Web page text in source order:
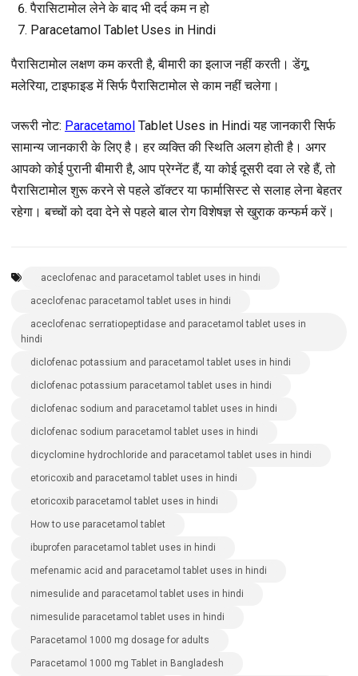
पैरासिटामोल लेने के बाद भी दर्द कम न हो
Paracetamol Tablet Uses in Hindi
पैरासिटामोल लक्षण कम करती है, बीमारी का इलाज नहीं करती। डेंगू,
मलेरिया, टाइफाइड में सिर्फ पैरासिटामोल से काम नहीं चलेगा।
जरूरी नोट: Paracetamol Tablet Uses in Hindi यह जानकारी सिर्फ
सामान्य जानकारी के लिए है। हर व्यक्ति की स्थिति अलग होती है। अगर
आपको कोई पुरानी बीमारी है, आप प्रेग्नेंट हैं, या कोई दूसरी दवा ले रहे हैं, तो
पैरासिटामोल शुरू करने से पहले डॉक्टर या फार्मासिस्ट से सलाह लेना बेहतर
रहेगा। बच्चों को दवा देने से पहले बाल रोग विशेषज्ञ से खुराक कन्फर्म करें।
aceclofenac and paracetamol tablet uses in hindi
aceclofenac paracetamol tablet uses in hindi
aceclofenac serratiopeptidase and paracetamol tablet uses in
hindi
diclofenac potassium and paracetamol tablet uses in hindi
diclofenac potassium paracetamol tablet uses in hindi
diclofenac sodium and paracetamol tablet uses in hindi
diclofenac sodium paracetamol tablet uses in hindi
dicyclomine hydrochloride and paracetamol tablet uses in hindi
etoricoxib and paracetamol tablet uses in hindi
etoricoxib paracetamol tablet uses in hindi
How to use paracetamol tablet
ibuprofen paracetamol tablet uses in hindi
mefenamic acid and paracetamol tablet uses in hindi
nimesulide and paracetamol tablet uses in hindi
nimesulide paracetamol tablet uses in hindi
Paracetamol 1000 mg dosage for adults
Paracetamol 1000 mg Tablet in Bangladesh